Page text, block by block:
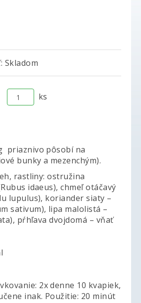
Skladom
ks
priaznivo pôsobí na
bunky a mezenchým).
rastliny: ostružina
idaeus), chmeľ otáčavý
lupulus), koriander siaty –
sativum), lipa malolistá –
pŕhľava dvojdomá – vňať
2x denne 10 kvapiek,
inak. Použitie: 20 minút